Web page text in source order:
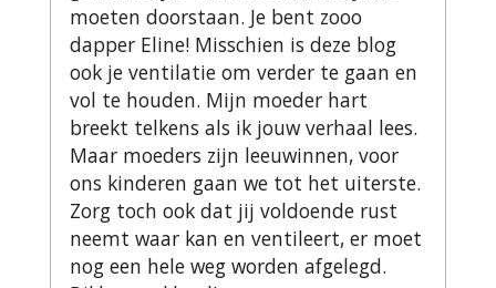
moeten doorstaan. Je bent zooo
dapper Eline! Misschien is deze blog
ook je ventilatie om verder te gaan en
vol te houden. Mijn moeder hart
breekt telkens als ik jouw verhaal lees.
Maar moeders zijn leeuwinnen, voor
ons kinderen gaan we tot het uiterste.
Zorg toch ook dat jij voldoende rust
neemt waar kan en ventileert, er moet
nog een hele weg worden afgelegd.